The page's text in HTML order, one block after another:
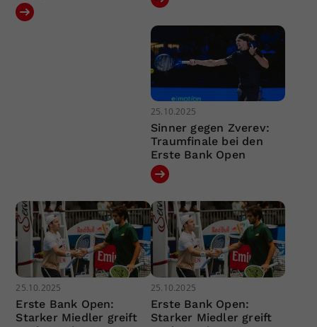
25.10.2025
Sinner gegen Zverev:
Traumfinale bei den
Erste Bank Open
25.10.2025
Erste Bank Open:
Starker Miedler greift
25.10.2025
Erste Bank Open:
Starker Miedler greift